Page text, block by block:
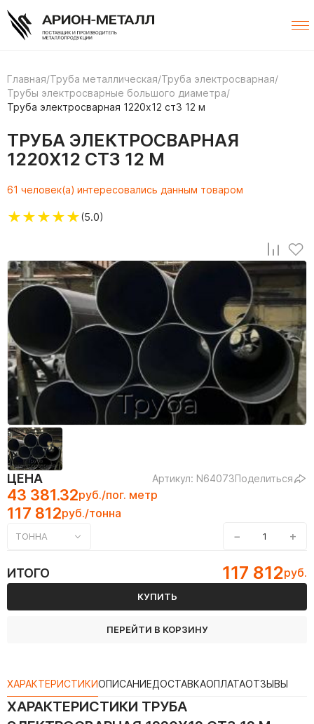
Главная/Труба металлическая/Труба электросварная/
Трубы электросварные большого диаметра/
Труба электросварная 1220х12 ст3 12 м
ТРУБА ЭЛЕКТРОСВАРНАЯ
1220Х12 СТ3 12 М
61 человек(а) интересовались данным товаром
★★★★★(5.0)
ЦЕНА Артикул: N64073Поделиться
43 381.32руб./пог. метр
117 812руб./тонна
ТОННА − +
ИТОГО 117 812руб.
КУПИТЬ
ПЕРЕЙТИ В КОРЗИНУ
ХАРАКТЕРИСТИКИОПИСАНИЕДОСТАВКАОПЛАТАОТЗЫВЫ
ХАРАКТЕРИСТИКИ ТРУБА